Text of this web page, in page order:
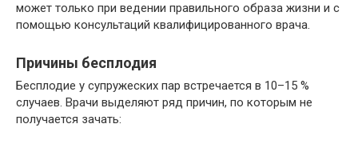
может только при ведении правильного образа жизни и с
помощью консультаций квалифицированного врача.
Причины бесплодия
Бесплодие у супружеских пар встречается в 10–15 %
случаев. Врачи выделяют ряд причин, по которым не
получается зачать: